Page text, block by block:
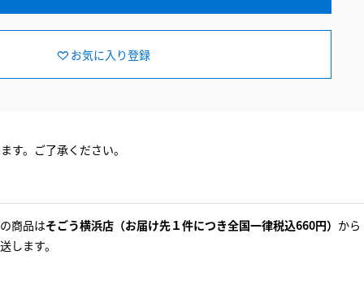
お気に入り登録
す。ご了承ください。
商品はそごう横浜店（お届け先１件につき全国一律税込660円） から
します。